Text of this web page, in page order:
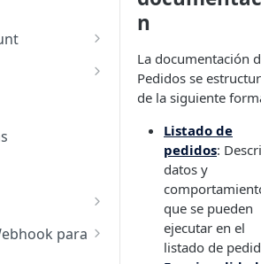
de
SMTP
para
n
La documentación
Pedidos se
de la siguiente
Listado de
pedidos:
datos y
que se pueden
ejecutar en el
listado de